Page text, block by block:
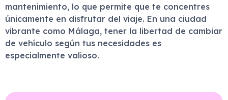
mantenimiento, lo que permite que te concentres
únicamente en disfrutar del viaje. En una ciudad
vibrante como Málaga, tener la libertad de cambiar
de vehículo según tus necesidades es
especialmente valioso.